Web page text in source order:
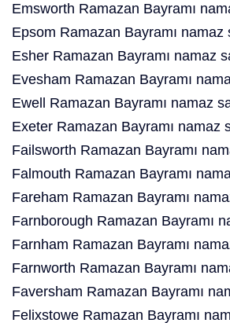
Emsworth Ramazan Bayramı
Epsom Ramazan Bayramı namaz
Esher Ramazan Bayramı namaz
Evesham Ramazan Bayramı
Ewell Ramazan Bayramı namaz
Exeter Ramazan Bayramı namaz
Failsworth Ramazan Bayramı
Falmouth Ramazan Bayramı
Fareham Ramazan Bayramı
Farnborough Ramazan Bayramı
Farnham Ramazan Bayramı
Farnworth Ramazan Bayramı
Faversham Ramazan Bayramı
Felixstowe Ramazan Bayramı